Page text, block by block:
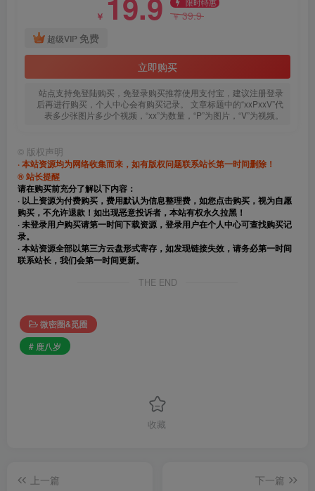
￥ ￥39.9
超级VIP 免费
立即购买
站点支持免登陆购买，免登录购买推荐使用支付宝，建议注册登录
后再进行购买，个人中心会有购买记录。 文章标题中的“xxPxxV”代
表多少张图片多少个视频，“xx”为数量，“P”为图片，“V”为视频。
© 版权声明
· 本站资源均为网络收集而来，如有版权问题联系站长第一时间删除！
® 站长提醒
请在购买前充分了解以下内容：
· 以上资源为付费购买，费用默认为信息整理费，如您点击购买，视为自愿
购买，不允许退款！如出现恶意投诉者，本站有权永久拉黑！
· 未登录用户购买请第一时间下载资源，登录用户在个人中心可查找购买记
录。
· 本站资源全部以第三方云盘形式寄存，如发现链接失效，请务必第一时间
联系站长，我们会第一时间更新。
THE END
微密圈&觅圈
# 鹿八岁
收藏
上一篇 下一篇